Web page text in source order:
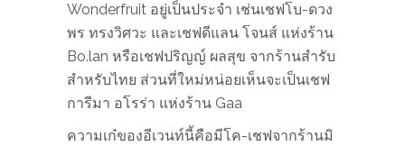
Wonderfruit อยู่เป็นประจำ เช่นเชฟโบ-ดวง
พร ทรงวิศวะ และเชฟดีแลน โจนส์ แห่งร้าน
Bo.lan หรือเชฟปริญญ์ ผลสุข จากร้านสำรับ
สำหรับไทย ส่วนที่ใหม่หน่อยเห็นจะเป็นเชฟ
การีมา อโรร่า แห่งร้าน Gaa
ความเก๋ของอีเวนท์นี้คือมีโค-เชฟจากร้านมิ